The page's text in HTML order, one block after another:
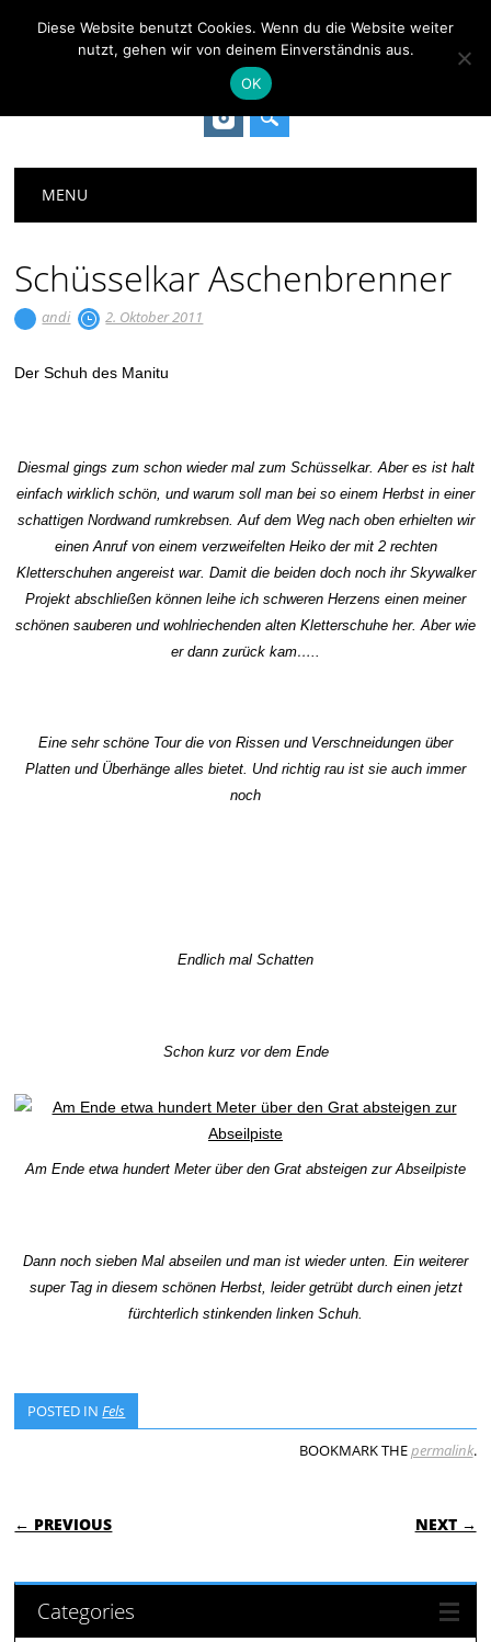
ALPENBOCK
Main menu
MENU
Schüsselkar Aschenbrenner
andi 2. Oktober 2011
Der Schuh des Manitu
Diesmal gings zum schon wieder mal zum Schüsselkar. Aber es ist halt
einfach wirklich schön, und warum soll man bei so einem Herbst in einer
schattigen Nordwand rumkrebsen. Auf dem Weg nach oben erhielten wir
einen Anruf von einem verzweifelten Heiko der mit 2 rechten
Kletterschuhen angereist war. Damit die beiden doch noch ihr Skywalker
Projekt abschließen können leihe ich schweren Herzens einen meiner
schönen sauberen und wohlriechenden alten Kletterschuhe her. Aber wie
er dann zurück kam…..
Eine sehr schöne Tour die von Rissen und Verschneidungen über
Platten und Überhänge alles bietet. Und richtig rau ist sie auch immer
noch
Endlich mal Schatten
Schon kurz vor dem Ende
Am Ende etwa hundert Meter über den Grat absteigen zur Abseilpiste
Dann noch sieben Mal abseilen und man ist wieder unten. Ein weiterer
super Tag in diesem schönen Herbst, leider getrübt durch einen jetzt
fürchterlich stinkenden linken Schuh.
POSTED INFels
BOOKMARK THEpermalink.
POST NAVIGATION
← PREVIOUS NEXT →
Categories
Diese Website benutzt Cookies. Wenn du die Website weiter
nutzt, gehen wir von deinem Einverständnis aus.
OK